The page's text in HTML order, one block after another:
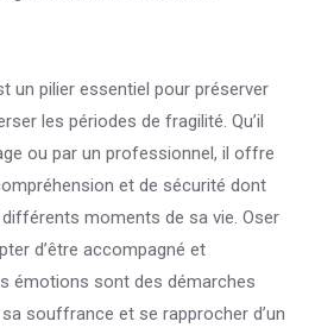
un pilier essentiel pour préserver
les périodes de fragilité. Qu’il
ou par un professionnel, il offre
et de sécurité dont
moments de sa vie. Oser
d’être accompagné et
émotions sont des démarches
souffrance et se rapprocher d’un